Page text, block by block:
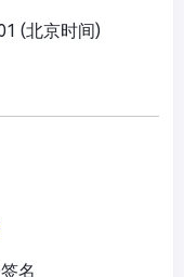
(北京时间)
名